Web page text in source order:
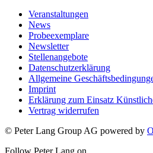
Veranstaltungen
News
Probeexemplare
Newsletter
Stellenangebote
Datenschutzerklärung
Allgemeine
Imprint
Erklärung zum Einsatz
Vertrag widerrufen
© Peter Lang Group AG powered by